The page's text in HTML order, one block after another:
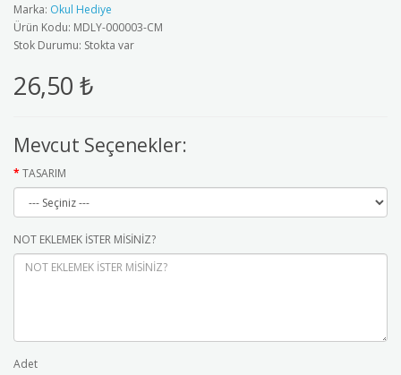
Marka: Okul Hediye
Ürün Kodu: MDLY-000003-CM
Stok Durumu: Stokta var
26,50 ₺
Mevcut Seçenekler:
TASARIM
NOT EKLEMEK İSTER MİSİNİZ?
Adet